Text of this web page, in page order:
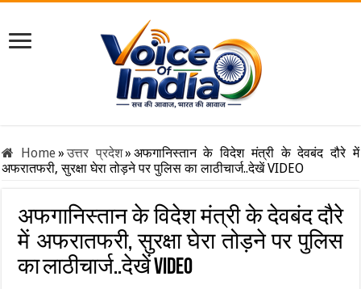
Home» उत्तर प्रदेश» अफगानिस्तान के विदेश मंत्री के देवबंद दौरे में
अफरातफरी, सुरक्षा घेरा तोड़ने पर पुलिस का लाठीचार्ज..देखें VIDEO
अफगानिस्तान के विदेश मंत्री के देवबंद दौरे
में अफरातफरी, सुरक्षा घेरा तोड़ने पर पुलिस
का लाठीचार्ज..देखें VIDEO